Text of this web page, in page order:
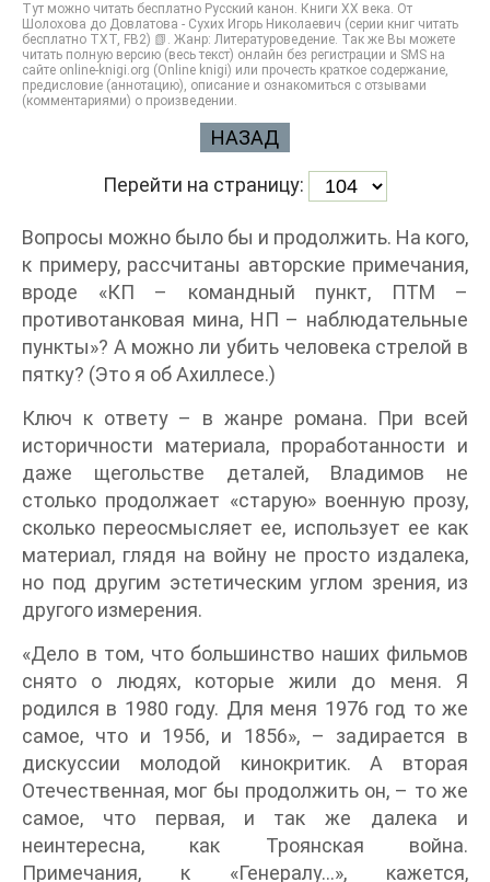
Тут можно читать бесплатно Русский канон. Книги ХХ века. От
Шолохова до Довлатова - Сухих Игорь Николаевич (серии книг читать
бесплатно TXT, FB2) 📗. Жанр: Литературоведение. Так же Вы можете
читать полную версию (весь текст) онлайн без регистрации и SMS на
сайте online-knigi.org (Online knigi) или прочесть краткое содержание,
предисловие (аннотацию), описание и ознакомиться с отзывами
(комментариями) о произведении.
НАЗАД
Перейти на страницу:
Вопросы можно было бы и продолжить. На кого,
к примеру, рассчитаны авторские примечания,
вроде «КП – командный пункт, ПТМ –
противотанковая мина, НП – наблюдательные
пункты»? А можно ли убить человека стрелой в
пятку? (Это я об Ахиллесе.)
Ключ к ответу – в жанре романа. При всей
историчности материала, проработанности и
даже щегольстве деталей, Владимов не
столько продолжает «старую» военную прозу,
сколько переосмысляет ее, использует ее как
материал, глядя на войну не просто издалека,
но под другим эстетическим углом зрения, из
другого измерения.
«Дело в том, что большинство наших фильмов
снято о людях, которые жили до меня. Я
родился в 1980 году. Для меня 1976 год то же
самое, что и 1956, и 1856», – задирается в
дискуссии молодой кинокритик. А вторая
Отечественная, мог бы продолжить он, – то же
самое, что первая, и так же далека и
неинтересна, как Троянская война.
Примечания, к «Генералу…», кажется,